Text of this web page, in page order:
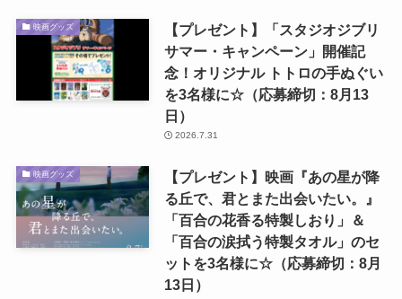
映画グッズ
【プレゼント】「スタジオジブリ
サマー・キャンペーン」開催記
念！オリジナル トトロの手ぬぐい
を3名様に☆（応募締切：8月13
日）
2026.7.31
映画グッズ
【プレゼント】映画『あの星が降
る丘で、君とまた出会いたい。』
「百合の花香る特製しおり」＆
「百合の涙拭う特製タオル」のセ
ットを3名様に☆（応募締切：8月
13日）